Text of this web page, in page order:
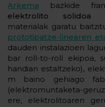
Arkema bazkide
elektrolito solidoa
materialak garatu
prototipatze-linearen
dauden instalazioen
bar roll-to-roll ekipoa,
handian estaltzeko),
m baino gehiago
(elektromuntaketa-
ere, elektrolitoaren